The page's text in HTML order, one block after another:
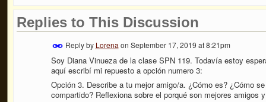
Replies to This Discussion
Reply by Lorena on September 17, 2019 at 8:21pm
Soy Diana Vinueza de la clase SPN 119. Todavía estoy
aquí escribí mi repuesto a opción numero 3:
Opción 3. Describe a tu mejor amigo/a. ¿Cómo es? ¿Cómo
compartido? Reflexiona sobre el porqué son mejores amigos